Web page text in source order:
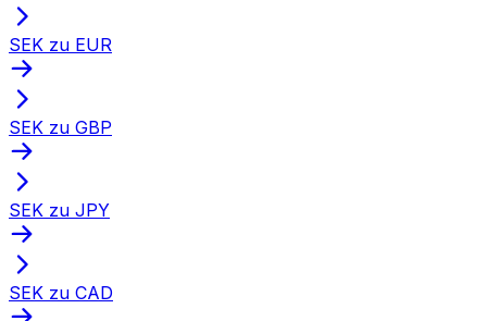
SEK zu EUR
SEK zu GBP
SEK zu JPY
SEK zu CAD